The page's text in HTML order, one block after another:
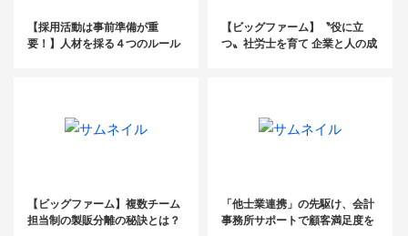
【採用活動は事前準備が重
要！】人材を採る４つのルール
【ビッグファーム】〝役に立
つ〟社労士を育て 企業と人の成
【ビッグファーム】複数チーム
担当制の製販分離の秘訣とは？
「他士業連携」の先駆け、会計
事務所サポートで顧客満足度を